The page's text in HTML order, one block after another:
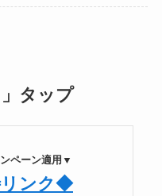
」タップ
ペーン適用▼
ンク◆